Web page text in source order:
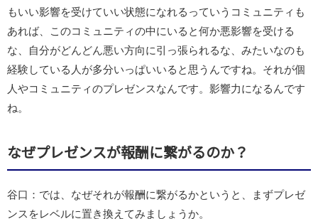
もいい影響を受けていい状態になれるっていうコミュニティも
あれば、このコミュニティの中にいると何か悪影響を受ける
な、自分がどんどん悪い方向に引っ張られるな、みたいなのも
経験している人が多分いっぱいいると思うんですね。それが個
人やコミュニティのプレゼンスなんです。影響力になるんです
ね。
なぜプレゼンスが報酬に繋がるのか？
谷口：では、なぜそれが報酬に繋がるかというと、まずプレゼ
ンスをレベルに置き換えてみましょうか。